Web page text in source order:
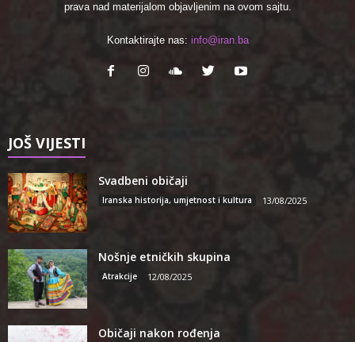
prava nad materijalom objavljenim na ovom sajtu.
Kontaktirajte nas: info@iran.ba
JOŠ VIJESTI
Svadbeni običaji
Iranska historija, umjetnost i kultura 13/08/2025
Nošnje etničkih skupina
Atrakcije 12/08/2025
Običaji nakon rođenja